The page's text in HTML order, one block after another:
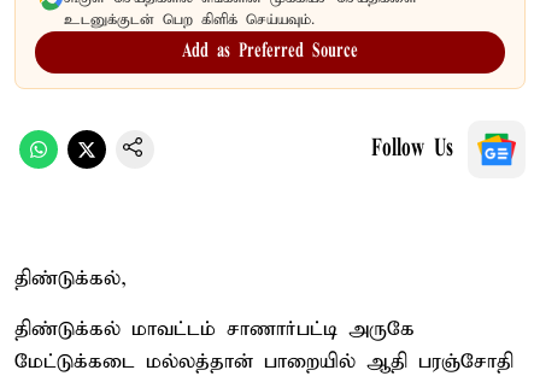
உடனுக்குடன் பெற கிளிக் செய்யவும்.
Add as Preferred Source
Follow Us
திண்டுக்கல்,
திண்டுக்கல் மாவட்டம் சாணார்பட்டி அருகே
மேட்டுக்கடை மல்லத்தான் பாறையில் ஆதி பரஞ்சோதி